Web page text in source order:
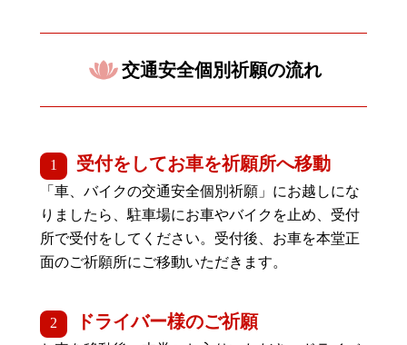
交通安全個別祈願の流れ
受付をしてお車を祈願所へ移動
「車、バイクの交通安全個別祈願」にお越しにな
りましたら、駐車場にお車やバイクを止め、受付
所で受付をしてください。受付後、お車を本堂正
面のご祈願所にご移動いただきます。
ドライバー様のご祈願